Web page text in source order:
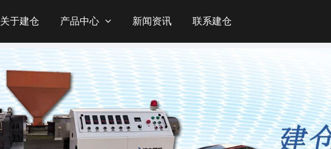
关于建仓 产品中心 新闻资讯 联系建仓